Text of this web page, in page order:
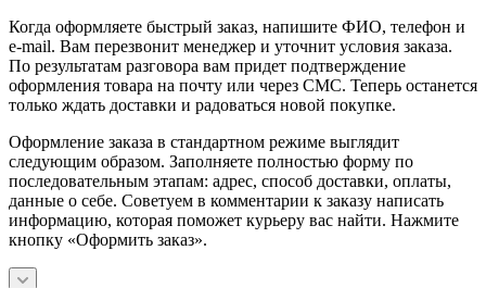
Когда оформляете быстрый заказ, напишите ФИО, телефон и
e-mail. Вам перезвонит менеджер и уточнит условия заказа.
По результатам разговора вам придет подтверждение
оформления товара на почту или через СМС. Теперь останется
только ждать доставки и радоваться новой покупке.
Оформление заказа в стандартном режиме выглядит
следующим образом. Заполняете полностью форму по
последовательным этапам: адрес, способ доставки, оплаты,
данные о себе. Советуем в комментарии к заказу написать
информацию, которая поможет курьеру вас найти. Нажмите
кнопку «Оформить заказ».